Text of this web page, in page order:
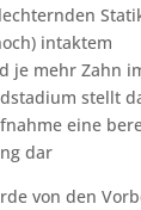
intaktem
je mehr Zahn
stellt
eine
dar
von den